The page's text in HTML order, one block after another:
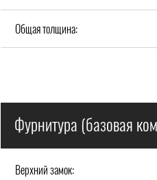
Общая толщина:
Фурнитура (базовая
Верхний замок: